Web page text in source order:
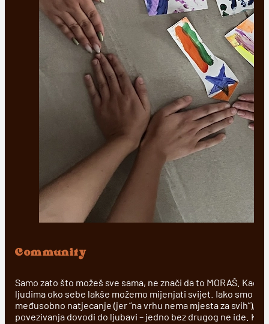
Community
Samo zato što možeš sve sama, ne znači da to MORAŠ. Kad
ljudima oko sebe lakše možemo mijenjati svijet. Iako smo se
međusobno natjecanje (jer “na vrhu nema mjesta za svih”),
povezivanja dovodi do ljubavi – jedno bez drugog ne ide.